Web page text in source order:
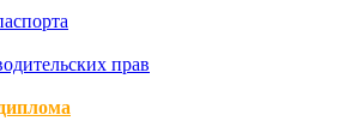
прав